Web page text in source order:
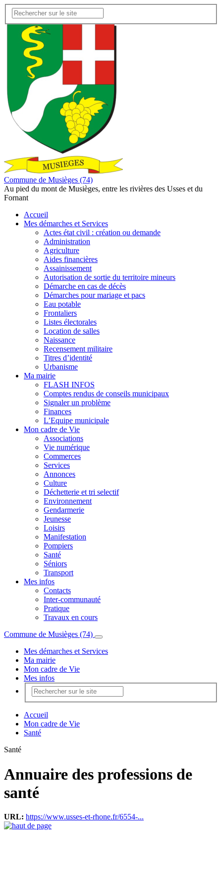
Commune de Musièges (74)
Au pied du mont de Musièges, entre les rivières des Usses et du
Fornant
Accueil
Mes démarches et Services
Actes état civil : création ou demande
Administration
Agriculture
Aides financières
Assainissement
Autorisation de sortie du territoire mineurs
Démarche en cas de décès
Démarches pour mariage et pacs
Eau potable
Frontaliers
Listes électorales
Location de salles
Naissance
Recensement militaire
Titres d’identité
Urbanisme
Ma mairie
FLASH INFOS
Comptes rendus de conseils municipaux
Signaler un problème
Finances
L’Equipe municipale
Mon cadre de Vie
Associations
Vie numérique
Commerces
Services
Annonces
Culture
Déchetterie et tri selectif
Environnement
Gendarmerie
Jeunesse
Loisirs
Manifestation
Pompiers
Santé
Séniors
Transport
Mes infos
Contacts
Inter-communauté
Pratique
Travaux en cours
Commune de Musièges (74)
Mes démarches et Services
Ma mairie
Mon cadre de Vie
Mes infos
Accueil
Mon cadre de Vie
Santé
Santé
Annuaire des professions de
santé
URL: https://www.usses-et-rhone.fr/6554-...